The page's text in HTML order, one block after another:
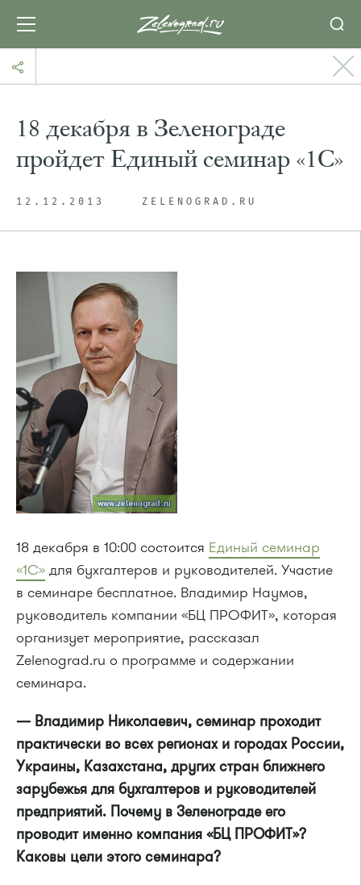
18 декабря в Зеленограде
пройдет Единый семинар «1С»
12.12.2013 ZELENOGRAD.RU
18 декабря в 10:00 состоится Единый семинар
«1С» для бухгалтеров и руководителей. Участие
в семинаре бесплатное. Владимир Наумов,
руководитель компании «БЦ ПРОФИТ», которая
организует мероприятие, рассказал
Zelenograd.ru о программе и содержании
семинара.
— Владимир Николаевич, семинар проходит
практически во всех регионах и городах России,
Украины, Казахстана, других стран ближнего
зарубежья для бухгалтеров и руководителей
предприятий. Почему в Зеленограде его
проводит именно компания «БЦ ПРОФИТ»?
Каковы цели этого семинара?